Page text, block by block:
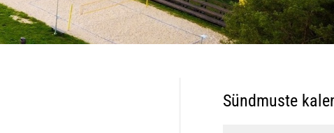
Sündmuste